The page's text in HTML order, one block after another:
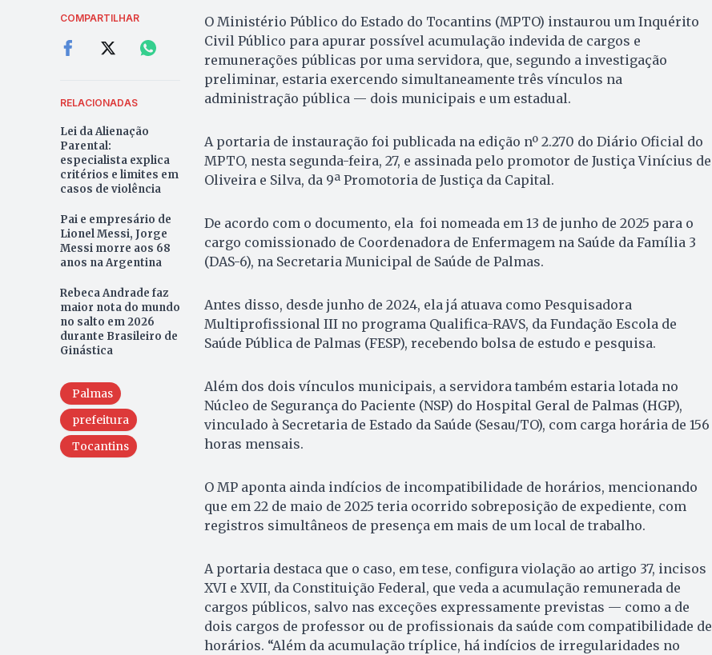
COMPARTILHAR
RELACIONADAS
Lei da Alienação
Parental:
especialista explica
critérios e limites em
casos de violência
Pai e empresário de
Lionel Messi, Jorge
Messi morre aos 68
anos na Argentina
Rebeca Andrade faz
maior nota do mundo
no salto em 2026
durante Brasileiro de
Ginástica
Palmas
prefeitura
Tocantins
O Ministério Público do Estado do Tocantins (MPTO) instaurou um Inquérito
Civil Público para apurar possível acumulação indevida de cargos e
remunerações públicas por uma servidora, que, segundo a investigação
preliminar, estaria exercendo simultaneamente três vínculos na
administração pública — dois municipais e um estadual.
A portaria de instauração foi publicada na edição nº 2.270 do Diário Oficial do
MPTO, nesta segunda-feira, 27, e assinada pelo promotor de Justiça Vinícius de
Oliveira e Silva, da 9ª Promotoria de Justiça da Capital.
De acordo com o documento, ela foi nomeada em 13 de junho de 2025 para o
cargo comissionado de Coordenadora de Enfermagem na Saúde da Família 3
(DAS-6), na Secretaria Municipal de Saúde de Palmas.
Antes disso, desde junho de 2024, ela já atuava como Pesquisadora
Multiprofissional III no programa Qualifica-RAVS, da Fundação Escola de
Saúde Pública de Palmas (FESP), recebendo bolsa de estudo e pesquisa.
Além dos dois vínculos municipais, a servidora também estaria lotada no
Núcleo de Segurança do Paciente (NSP) do Hospital Geral de Palmas (HGP),
vinculado à Secretaria de Estado da Saúde (Sesau/TO), com carga horária de 156
horas mensais.
O MP aponta ainda indícios de incompatibilidade de horários, mencionando
que em 22 de maio de 2025 teria ocorrido sobreposição de expediente, com
registros simultâneos de presença em mais de um local de trabalho.
A portaria destaca que o caso, em tese, configura violação ao artigo 37, incisos
XVI e XVII, da Constituição Federal, que veda a acumulação remunerada de
cargos públicos, salvo nas exceções expressamente previstas — como a de
dois cargos de professor ou de profissionais da saúde com compatibilidade de
horários. “Além da acumulação tríplice, há indícios de irregularidades no